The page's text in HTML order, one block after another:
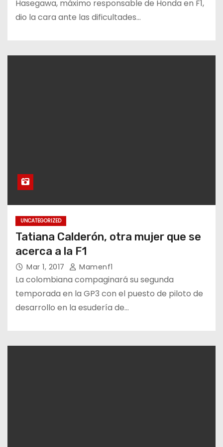
Hasegawa, máximo responsable de Honda en F1,
dio la cara ante las dificultades…
UNCATEGORIZED
Tatiana Calderón, otra mujer que se
acerca a la F1
Mar 1, 2017 Mamenf1
La colombiana compaginará su segunda
temporada en la GP3 con el puesto de piloto de
desarrollo en la esudería de…